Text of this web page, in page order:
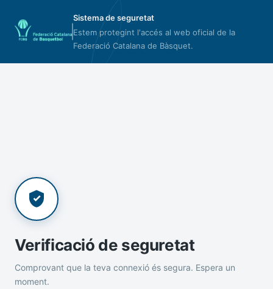
Sistema de seguretat
Estem protegint l'accés al web oficial de la
Federació Catalana de Bàsquet.
Verificació de seguretat
Comprovant que la teva connexió és segura. Espera un
moment.